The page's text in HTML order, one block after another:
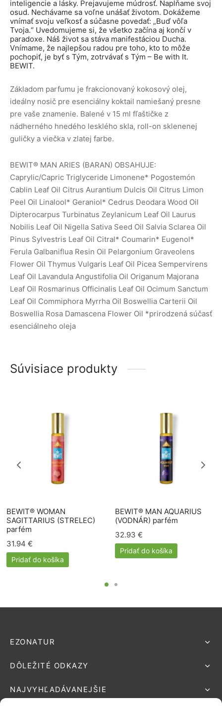
inteligencie a lásky. Prejavujeme múdrosť. Napĺňame svoj
osud. Nechávame sa voľne unášať životom. Dokážeme
vnímať svoju veľkosť a súčasne povedať: „Buď vôľa
Tvoja.“ Uvedomujeme si, že všetko začína aj končí v
paradoxe. Náš život sa stáva manifestáciou Ducha.
Vnímame, že najlepšou radou pre toho, kto to môže
pochopiť, je byť s Tým, zotrvávať s Tým – Be with It.
BEWIT.
Základom parfumu je frakcionovaný kokosový olej,
ideálny nosič pre esenciálny koktail namiešaný presne
pre vaše znamenie. Balené v 15 ml fľaštičke z
nádherného hnedého lesklého skla, roll-on sklenenej
guličky a viečka v zlatej farbe.
BEWIT® MAN ARIES (BARAN) OBSAHUJE:
Caprylic/Capric Triglyceride Limonene* Pogostemón
Cablin Leaf Oil Citrus Aurantium Dulcis Oil Citrus Limon
Peel Oil Linalool* Geraniol* Cedrus Deodara Wood Oil
Dipterocarpus Turbinatus Zeylanicum Leaf Oil Laurus
Nobilis Leaf Oil Nigella Sativa Seed Oil Salvia Sclarea Oil
Pinus Sylvestris Leaf Oil Citral* Coumarin* Eugenol*
Ferula Galbaniflua Resin Oil Pelargonium Graveolens
Flower Oil Thymus Vulgaris Leaf Oil Picea Sempervirens
Leaf Oil Lavandula Angustifolia Oil Origanum Majorana
Leaf Oil Rosmarinus Officinalis Leaf Oil Ocimum Sanctum
Leaf Oil Commiphora Myrrha Oil Boswellia Carterii Oil
Boswellia Rosa Damascena Flower Oil *prirodzená súčasť
esenciálneho oleja
Súvisiace produkty
BEWIT® WOMAN
SAGITTARIUS (STRELEC)
parfém
31.94 €
Pridať do košíka
BEWIT® MAN AQUARIUS
(VODNÁR) parfém
32.93 €
Pridať do košíka
EZONATUR
DÔLEŽITÉ ODKAZY
NAJVYHĽADÁVANEJŠIE